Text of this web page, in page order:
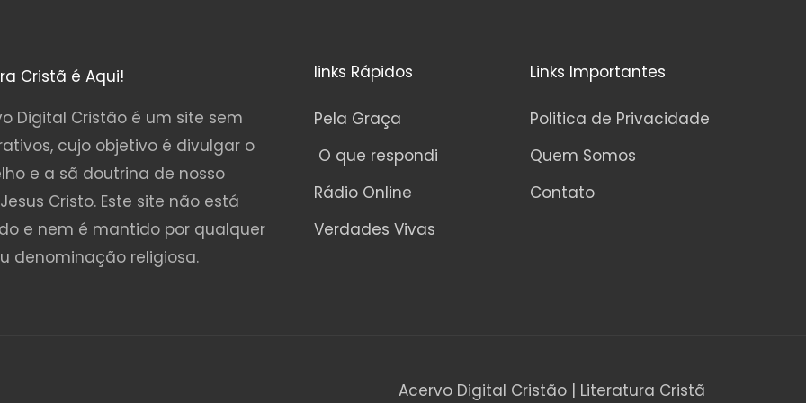
Cristã é Aqui!
Digital Cristão é um site sem
cujo objetivo é divulgar o
e a sã doutrina de nosso
Cristo. Este site não está
e nem é mantido por qualquer
denominação religiosa.
links Rápidos
Pela Graça
O que respondi
Rádio Online
Verdades Vivas
Links Importantes
Politica de Privacidade
Quem Somos
Contato
Acervo Digital Cristão | Literatura Cristã